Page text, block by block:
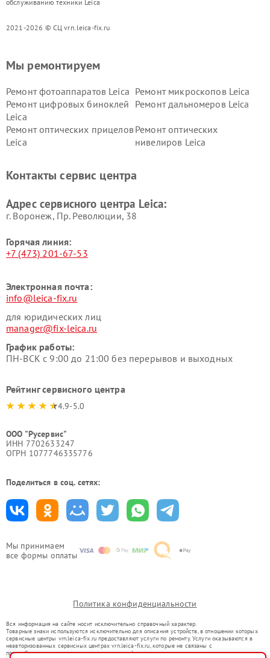
обслуживанию техники Leica
2021-2026 © СЦ vrn.leica-fix.ru
Мы принимаем
все формы оплаты
Мы ремонтируем
Ремонт фотоаппаратов Leica Ремонт микроскопов Leica
Ремонт цифровых биноклей
Leica
Ремонт дальномеров Leica
Ремонт оптических прицелов
Leica
Ремонт оптических
нивелиров Leica
Контакты сервис центра
Адрес сервисного центра Leica:
г. Воронеж, Пр. Революции, 38
Горячая линия:
+7 (473) 201-67-53
Электронная почта:
info@leica-fix.ru
для юридических лиц
manager@fix-leica.ru
График работы:
ПН-ВСК с 9:00 до 21:00 без перерывов и выходных
Рейтинг сервисного центра
4.9-5.0
ООО "Русервис"
ИНН 7702633247
ОГРН 1077746335776
Поделиться в соц. сетях:
Политика конфиденциальности
Вся информация на сайте носит исключительно справочный характер.
Товарные знаки используются исключительно для описания устройств, в отношении которых
сервисные центры vrn.leica-fix.ru предоставляют услуги по ремонту. Услуги оказываются в
неавторизованных сервисных центрах vrn.leica-fix.ru, которые не связаны с
правообладателями товарных знаков или их официальными представителями.